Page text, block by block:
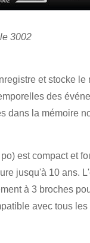
3002
et stocke le
des
dans la mémoire
est compact et
jusqu'à 10 ans.
à 3 broches
avec tous